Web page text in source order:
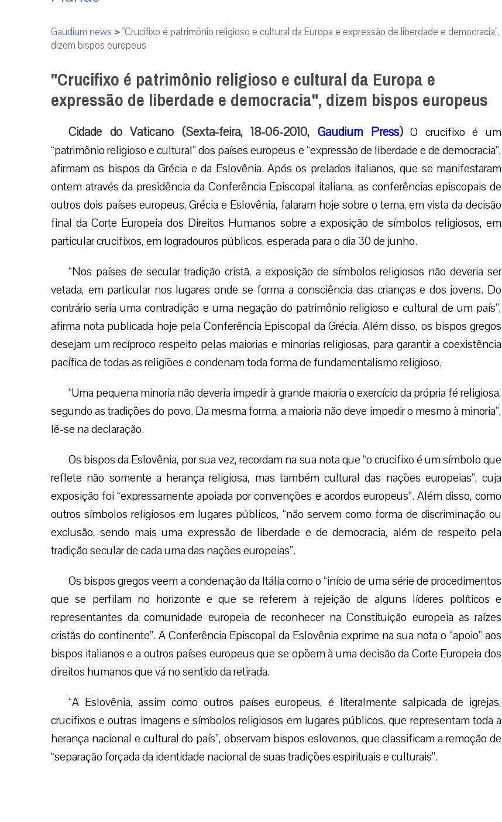
Gaudium news >"Crucifixo é patrimônio religioso e cultural da Europa e expressão de liberdade e democracia",
dizem bispos europeus
"Crucifixo é patrimônio religioso e cultural da Europa e
expressão de liberdade e democracia", dizem bispos europeus
Cidade do Vaticano (Sexta-feira, 18-06-2010, Gaudium Press)O crucifixo é um
“patrimônio religioso e cultural” dos países europeus e “expressão de liberdade e de democracia”,
afirmam os bispos da Grécia e da Eslovênia. Após os prelados italianos, que se manifestaram
ontem através da presidência da Conferência Episcopal italiana, as conferências episcopais de
outros dois países europeus, Grécia e Eslovênia, falaram hoje sobre o tema, em vista da decisão
final da Corte Europeia dos Direitos Humanos sobre a exposição de símbolos religiosos, em
particular crucifixos, em logradouros públicos, esperada para o dia 30 de junho.
“Nos países de secular tradição cristã, a exposição de símbolos religiosos não deveria ser
vetada, em particular nos lugares onde se forma a consciência das crianças e dos jovens. Do
contrário seria uma contradição e uma negação do patrimônio religioso e cultural de um país”,
afirma nota publicada hoje pela Conferência Episcopal da Grécia. Além disso, os bispos gregos
desejam um recíproco respeito pelas maiorias e minorias religiosas, para garantir a coexistência
pacífica de todas as religiões e condenam toda forma de fundamentalismo religioso.
“Uma pequena minoria não deveria impedir à grande maioria o exercício da própria fé religiosa,
segundo as tradições do povo. Da mesma forma, a maioria não deve impedir o mesmo à minoria”,
lê-se na declaração.
Os bispos da Eslovênia, por sua vez, recordam na sua nota que “o crucifixo é um símbolo que
reflete não somente a herança religiosa, mas também cultural das nações europeias”, cuja
exposição foi “expressamente apoiada por convenções e acordos europeus”. Além disso, como
outros símbolos religiosos em lugares públicos, “não servem como forma de discriminação ou
exclusão, sendo mais uma expressão de liberdade e de democracia, além de respeito pela
tradição secular de cada uma das nações europeias”.
Os bispos gregos veem a condenação da Itália como o “início de uma série de procedimentos
que se perfilam no horizonte e que se referem à rejeição de alguns líderes políticos e
representantes da comunidade europeia de reconhecer na Constituição europeia as raízes
cristãs do continente”. A Conferência Episcopal da Eslovênia exprime na sua nota o “apoio” aos
bispos italianos e a outros países europeus que se opõem à uma decisão da Corte Europeia dos
direitos humanos que vá no sentido da retirada.
“A Eslovênia, assim como outros países europeus, é literalmente salpicada de igrejas,
crucifixos e outras imagens e símbolos religiosos em lugares públicos, que representam toda a
herança nacional e cultural do país”, observam bispos eslovenos, que classificam a remoção de
“separação forçada da identidade nacional de suas tradições espirituais e culturais”.